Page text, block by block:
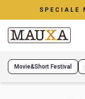
SPECIALE
Movie&Short Festival